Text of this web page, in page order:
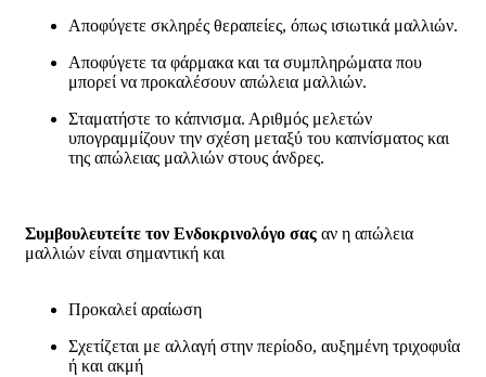
Αποφύγετε σκληρές θεραπείες, όπως ισιωτικά μαλλιών.
Αποφύγετε τα φάρμακα και τα συμπληρώματα που
μπορεί να προκαλέσουν απώλεια μαλλιών.
Σταματήστε το κάπνισμα. Αριθμός μελετών
υπογραμμίζουν την σχέση μεταξύ του καπνίσματος και
της απώλειας μαλλιών στους άνδρες.
Συμβουλευτείτε τον Ενδοκρινολόγο σας αν η απώλεια
μαλλιών είναι σημαντική και
Προκαλεί αραίωση
Σχετίζεται με αλλαγή στην περίοδο, αυξημένη τριχοφυΐα
ή και ακμή